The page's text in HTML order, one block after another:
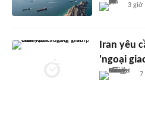
3 giờ
Iran yêu
'ngoại
7